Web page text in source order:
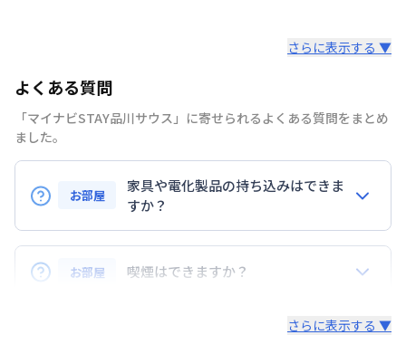
禁煙・喫煙
定員
2名
次回更新日
情報更新日より14日以内
さらに表示する ▼
よくある質問
「マイナビSTAY品川サウス」に寄せられるよくある質問をまとめ
ました。
お部屋
家具や電化製品の持ち込みはできま
すか？
お持ち込みいただけます。
ただし、標準設備として部屋に備え付けの家具・家電
以外の扱いについては当社では責任を負いかねます。
また、お持ち込みいただいた家具や家電はご退去時に
お部屋 喫煙はできますか？
さらに表示する ▼